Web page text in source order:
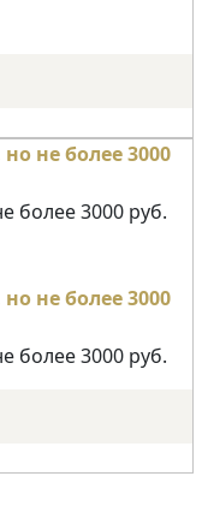
более 3000 руб.
более 3000 руб.